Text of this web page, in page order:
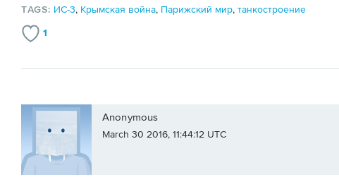
TAGS: ИС-3, Крымская война, Парижский мир,танкостроение
1
Anonymous
March 30 2016, 11:44:12 UTC